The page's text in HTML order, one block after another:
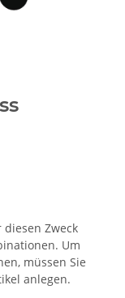
Zweck
Um
müssen Sie
anlegen.